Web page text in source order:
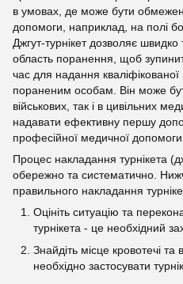
в умовах, де може бути
допомоги, наприклад, на полі
Джгут-турнікет дозволяє
область поранення, щоб
час для надання
пораненим особам. Він може
військових, так і в цивільних
надавати ефективну першу
професійної медичної допомоги.
Процес накладання турнікета
обережно та систематично.
правильного накладання
Оцініть ситуацію та
турнікета - це необхідний
Знайдіть місце кровотечі
необхідно застосувати